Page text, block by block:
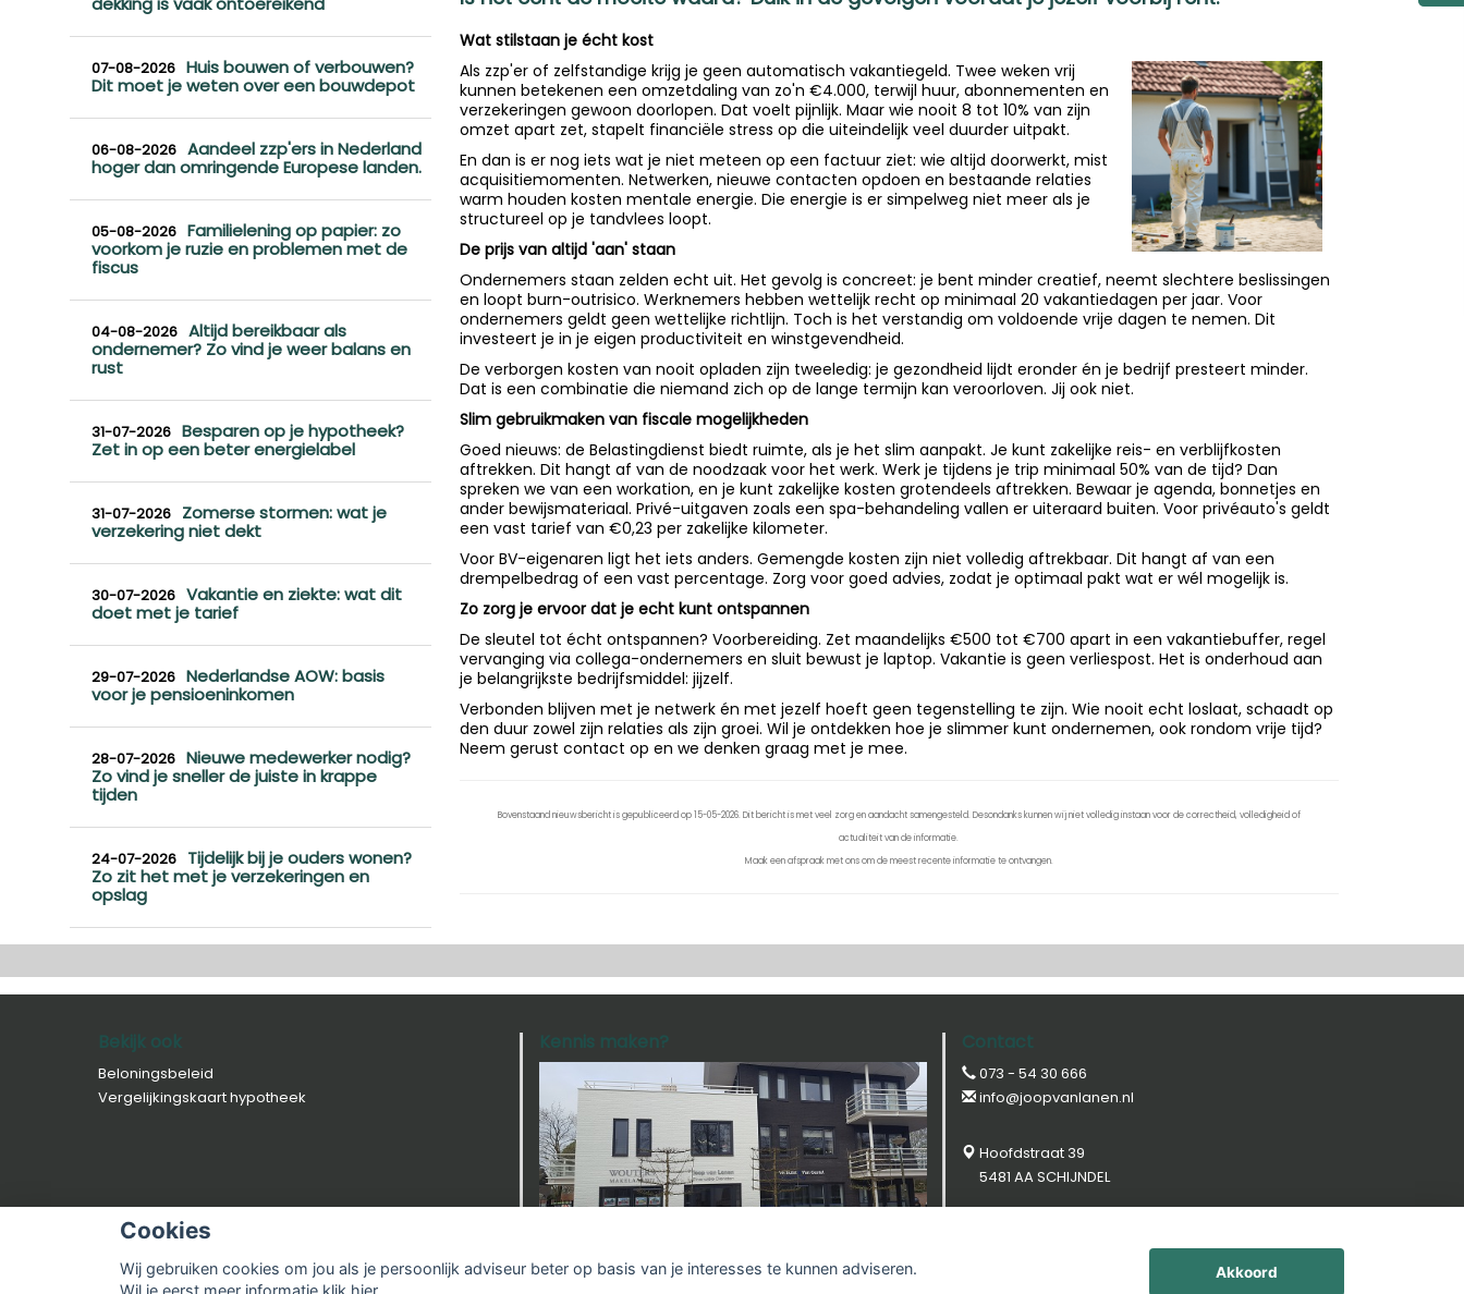
Cookies
Wij gebruiken cookies om jou als je persoonlijk adviseur beter op basis van je interesses te kunnen adviseren.
Wil je eerst meer informatie klik hier
Akkoord
07-08-2026 Huis bouwen of verbouwen?
Dit moet je weten over een bouwdepot
06-08-2026 Aandeel zzp'ers in Nederland
hoger dan omringende Europese landen.
05-08-2026 Familielening op papier: zo
voorkom je ruzie en problemen met de
fiscus
04-08-2026 Altijd bereikbaar als
ondernemer? Zo vind je weer balans en
rust
31-07-2026 Besparen op je hypotheek?
Zet in op een beter energielabel
31-07-2026
Zomerse stormen: wat je
verzekering niet dekt
30-07-2026 Vakantie en ziekte: wat dit
doet met je tarief
29-07-2026 Nederlandse AOW: basis
voor je pensioeninkomen
28-07-2026 Nieuwe medewerker nodig?
Zo vind je sneller de juiste in krappe
tijden
24-07-2026
Tijdelijk bij je ouders wonen?
Zo zit het met je verzekeringen en
opslag
Wat stilstaan je écht kost
Als zzp'er of zelfstandige krijg je geen automatisch vakantiegeld. Twee weken vrij
kunnen betekenen een omzetdaling van zo'n €4.000, terwijl huur, abonnementen en
verzekeringen gewoon doorlopen. Dat voelt pijnlijk. Maar wie nooit 8 tot 10% van zijn
omzet apart zet, stapelt financiële stress op die uiteindelijk veel duurder uitpakt.
En dan is er nog iets wat je niet meteen op een factuur ziet: wie altijd doorwerkt, mist
acquisitiemomenten. Netwerken, nieuwe contacten opdoen en bestaande relaties
warm houden kosten mentale energie. Die energie is er simpelweg niet meer als je
structureel op je tandvlees loopt.
De prijs van altijd 'aan' staan
Ondernemers staan zelden echt uit. Het gevolg is concreet: je bent minder creatief, neemt slechtere beslissingen
en loopt burn-outrisico. Werknemers hebben wettelijk recht op minimaal 20 vakantiedagen per jaar. Voor
ondernemers geldt geen wettelijke richtlijn. Toch is het verstandig om voldoende vrije dagen te nemen. Dit
investeert je in je eigen productiviteit en winstgevendheid.
De verborgen kosten van nooit opladen zijn tweeledig: je gezondheid lijdt eronder én je bedrijf presteert minder.
Dat is een combinatie die niemand zich op de lange termijn kan veroorloven. Jij ook niet.
Slim gebruikmaken van fiscale mogelijkheden
Goed nieuws: de Belastingdienst biedt ruimte, als je het slim aanpakt. Je kunt zakelijke reis- en verblijfkosten
aftrekken. Dit hangt af van de noodzaak voor het werk. Werk je tijdens je trip minimaal 50% van de tijd? Dan
spreken we van een workation, en je kunt zakelijke kosten grotendeels aftrekken. Bewaar je agenda, bonnetjes en
ander bewijsmateriaal. Privé-uitgaven zoals een spa-behandeling vallen er uiteraard buiten. Voor privéauto's geldt
een vast tarief van €0,23 per zakelijke kilometer.
Voor BV-eigenaren ligt het iets anders. Gemengde kosten zijn niet volledig aftrekbaar. Dit hangt af van een
drempelbedrag of een vast percentage. Zorg voor goed advies, zodat je optimaal pakt wat er wél mogelijk is.
Zo zorg je ervoor dat je echt kunt ontspannen
De sleutel tot écht ontspannen? Voorbereiding. Zet maandelijks €500 tot €700 apart in een vakantiebuffer, regel
vervanging via collega-ondernemers en sluit bewust je laptop. Vakantie is geen verliespost. Het is onderhoud aan
je belangrijkste bedrijfsmiddel: jijzelf.
Verbonden blijven met je netwerk én met jezelf hoeft geen tegenstelling te zijn. Wie nooit echt loslaat, schaadt op
den duur zowel zijn relaties als zijn groei. Wil je ontdekken hoe je slimmer kunt ondernemen, ook rondom vrije tijd?
Neem gerust contact op en we denken graag met je mee.
Bovenstaand nieuwsbericht is gepubliceerd op 15-05-2026. Dit bericht is met veel zorg en aandacht samengesteld. Desondanks kunnen wij niet volledig instaan voor de correctheid, volledigheid of
actualiteit van de informatie.
Maak een afspraak met ons om de meest recente informatie te ontvangen.
Bekijk ook
Beloningsbeleid
Vergelijkingskaart hypotheek
Kennis maken? Contact
073 - 54 30 666
info@joopvanlanen.nl
Hoofdstraat 39
5481 AA SCHIJNDEL
© CopyrightAssupport BV2026 |Sitemap